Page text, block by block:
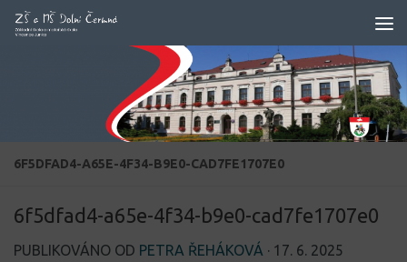
Skip to content
6F5DFAD4-A65E-4F34-B9E0-CAD7FE1707E0
6f5dfad4-a65e-4f34-b9e0-cad7fe1707e0
PUBLIKOVÁNO OD PETRA ŘEHÁKOVÁ · 17. 6. 2025